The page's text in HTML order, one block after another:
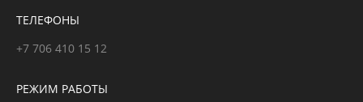
ТЕЛЕФОНЫ
+7 706 410 15 12
РЕЖИМ РАБОТЫ